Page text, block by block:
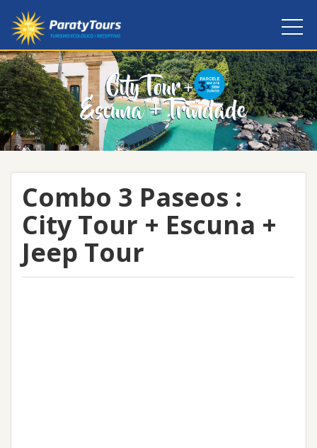
Combo 3 Paseos :
City Tour + Escuna +
Jeep Tour